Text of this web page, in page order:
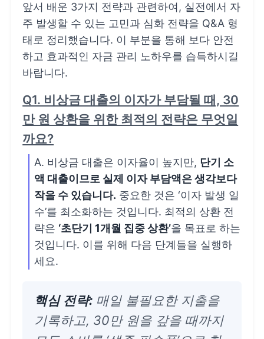
앞서 배운 3가지 전략과 관련하여, 실전에서 자
주 발생할 수 있는 고민과 심화 전략을 Q&A 형
태로 정리했습니다. 이 부분을 통해 보다 안전
하고 효과적인 자금 관리 노하우를 습득하시길
바랍니다.
Q1. 비상금 대출의 이자가 부담될 때, 30
만 원 상환을 위한 최적의 전략은 무엇일
까요?
A. 비상금 대출은 이자율이 높지만, 단기 소
액 대출이므로 실제 이자 부담액은 생각보다
작을 수 있습니다. 중요한 것은 ‘이자 발생 일
수’를 최소화하는 것입니다. 최적의 상환 전
략은 ‘초단기 1개월 집중 상환’을 목표로 하는
것입니다. 이를 위해 다음 단계들을 실행하
세요.
핵심 전략: 매일 불필요한 지출을
기록하고, 30만 원을 갚을 때까지